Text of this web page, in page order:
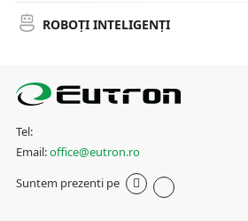
ROBOȚI INTELIGENȚI
Tel:
Email:office@eutron.ro
Suntem prezenti pe